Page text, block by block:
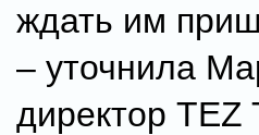
ждать им
– уточнила
директор TEZ